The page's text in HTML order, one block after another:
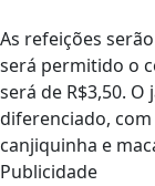
As refeições
será permitido o
será de R$3,50.
diferenciado,
canjiquinha e
Publicidade